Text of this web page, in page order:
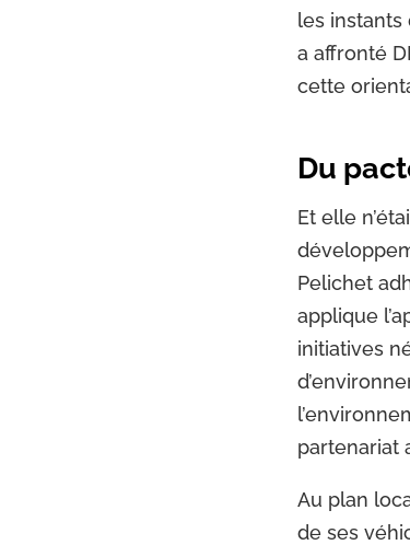
les instants
a affronté
cette
Du
Et elle
Pelichet
applique
initiatives
partenariat
Au plan
de ses